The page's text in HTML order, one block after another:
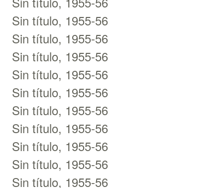
Sin título, 1955-56
Sin título, 1955-56
Sin título, 1955-56
Sin título, 1955-56
Sin título, 1955-56
Sin título, 1955-56
Sin título, 1955-56
Sin título, 1955-56
Sin título, 1955-56
Sin título, 1955-56